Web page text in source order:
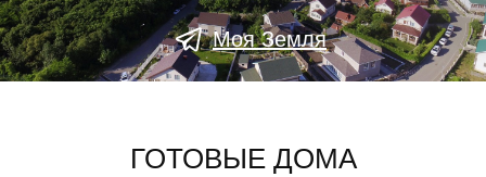
Моя Земля
ГОТОВЫЕ ДОМА